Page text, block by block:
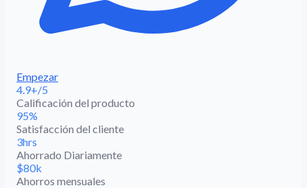
Empezar
4.9+/5
Calificación del producto
95%
Satisfacción del cliente
3hrs
Ahorrado Diariamente
$80k
Ahorros mensuales